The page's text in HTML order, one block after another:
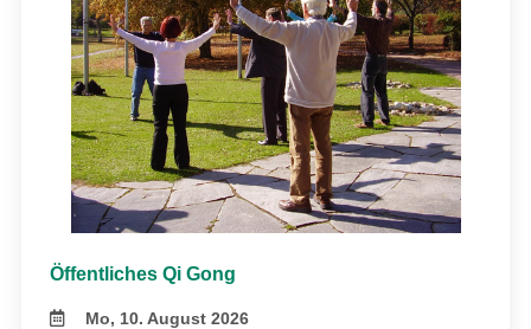
Öffentliches Qi Gong
Mo, 10. August 2026